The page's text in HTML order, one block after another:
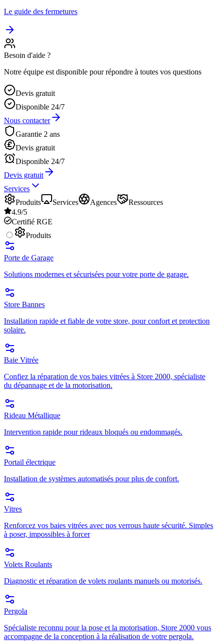
Le guide des fermetures
Besoin d'aide ?
Notre équipe est disponible pour répondre à toutes vos questions
Devis gratuit
Disponible 24/7
Nous contacter
Garantie 2 ans
Devis gratuit
Disponible 24/7
Devis gratuit
Services
Produits
Services Agences
Ressources
4.9/5
Certifié RGE
Produits
Porte de Garage
Solutions modernes et sécurisées pour votre porte de garage.
Store Bannes
Installation rapide et fiable de votre store, pour confort et protection
solaire.
Baie Vitrée
Confiez la réparation de vos baies vitrées à Store 2000, spécialiste
du dépannage et de la motorisation.
Rideau Métallique
Intervention rapide pour rideaux bloqués ou endommagés.
Portail électrique
Installation de systèmes automatisés pour plus de confort.
Vitres
Renforcez vos baies vitrées avec nos verrous haute sécurité. Simples
à poser, impossibles à forcer
Volets Roulants
Diagnostic et réparation de volets roulants manuels ou motorisés.
Pergola
Spécialiste reconnu pour la pose et la motorisation, Store 2000 vous
accompagne de la conception à la réalisation de votre pergola.